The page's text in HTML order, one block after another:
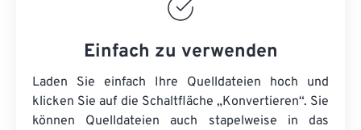
Einfach zu verwenden
Laden Sie einfach Ihre Quelldateien hoch und
klicken Sie auf die Schaltfläche „Konvertieren“. Sie
können Quelldateien auch stapelweise in das